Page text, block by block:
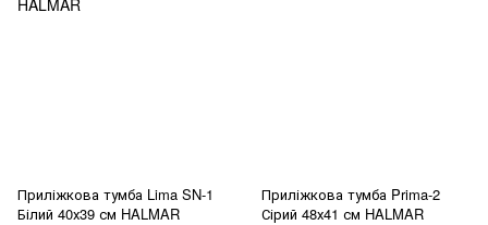
Приліжкова тумба Lima SN-1
Білий 40х39 см HALMAR
Приліжкова тумба Prima-2
Сірий 48х41 см HALMAR